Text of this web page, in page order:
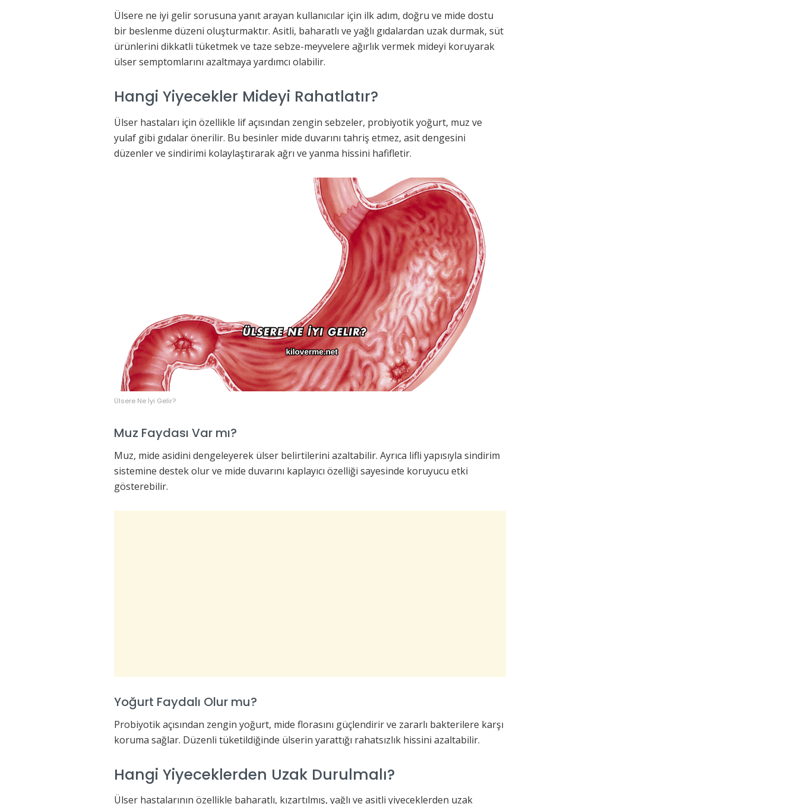
Ülsere ne iyi gelir sorusuna yanıt arayan kullanıcılar için ilk adım, doğru ve mide dostu
bir beslenme düzeni oluşturmaktır. Asitli, baharatlı ve yağlı gıdalardan uzak durmak, süt
ürünlerini dikkatli tüketmek ve taze sebze-meyvelere ağırlık vermek mideyi koruyarak
ülser semptomlarını azaltmaya yardımcı olabilir.
Hangi Yiyecekler Mideyi Rahatlatır?
Ülser hastaları için özellikle lif açısından zengin sebzeler, probiyotik yoğurt, muz ve
yulaf gibi gıdalar önerilir. Bu besinler mide duvarını tahriş etmez, asit dengesini
düzenler ve sindirimi kolaylaştırarak ağrı ve yanma hissini hafifletir.
Ülsere Ne İyi Gelir?
Muz Faydası Var mı?
Muz, mide asidini dengeleyerek ülser belirtilerini azaltabilir. Ayrıca lifli yapısıyla sindirim
sistemine destek olur ve mide duvarını kaplayıcı özelliği sayesinde koruyucu etki
gösterebilir.
Yoğurt Faydalı Olur mu?
Probiyotik açısından zengin yoğurt, mide florasını güçlendirir ve zararlı bakterilere karşı
koruma sağlar. Düzenli tüketildiğinde ülserin yarattığı rahatsızlık hissini azaltabilir.
Hangi Yiyeceklerden Uzak Durulmalı?
Ülser hastalarının özellikle baharatlı, kızartılmış, yağlı ve asitli yiyeceklerden uzak